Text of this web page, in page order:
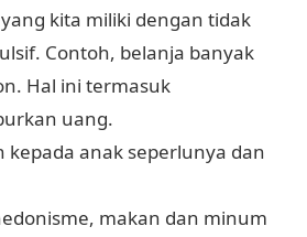
kita miliki dengan tidak
Contoh, belanja banyak
Hal ini termasuk
uang.
kepada anak seperlunya dan
makan dan minum